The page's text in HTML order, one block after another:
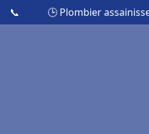
📞 🕒 Plombier